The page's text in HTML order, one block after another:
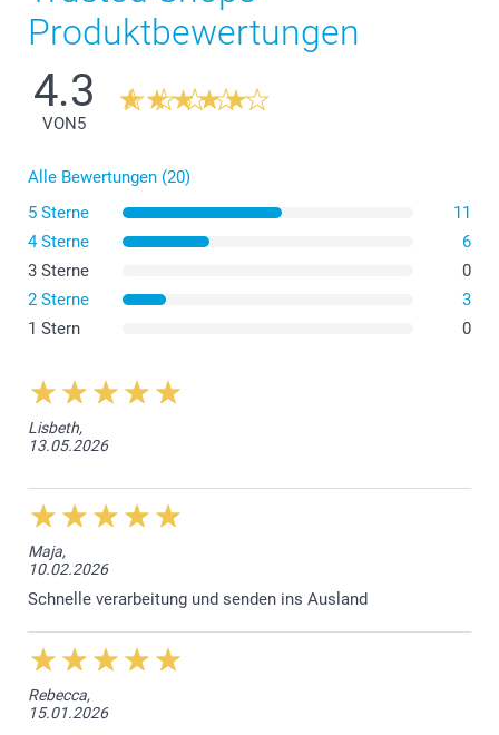
Mattiertes, durchscheinendes Glas (Klein & Gross)
Produktbewertungen
4.3
VON5
Alle Bewertungen (20)
5 Sterne
11
4 Sterne
6
3 Sterne
0
2 Sterne
3
1 Stern
0
Lisbeth,
13.05.2026
Maja,
10.02.2026
Schnelle verarbeitung und senden ins Ausland
Rebecca,
15.01.2026